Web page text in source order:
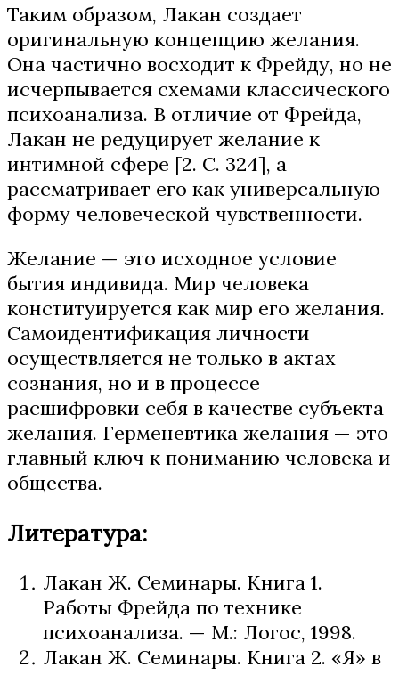
Таким образом, Лакан создает
оригинальную концепцию желания.
Она частично восходит к Фрейду, но не
исчерпывается схемами классического
психоанализа. В отличие от Фрейда,
Лакан не редуцирует желание к
интимной сфере [2. С. 324], а
рассматривает его как универсальную
форму человеческой чувственности.
Желание — это исходное условие
бытия индивида. Мир человека
конституируется как мир его желания.
Самоидентификация личности
осуществляется не только в актах
сознания, но и в процессе
расшифровки себя в качестве субъекта
желания. Герменевтика желания — это
главный ключ к пониманию человека и
общества.
Литература:
Лакан Ж. Семинары. Книга 1.
Работы Фрейда по технике
психоанализа. — М.: Логос, 1998.
Лакан Ж. Семинары. Книга 2. «Я» в